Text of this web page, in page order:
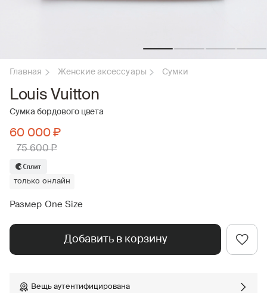
Главная Женские аксессуары Сумки
Louis Vuitton
Сумка бордового цвета
60 000 ₽
75 600 ₽
только онлайн
Размер One Size
Добавить в корзину
Вещь аутентифицирована